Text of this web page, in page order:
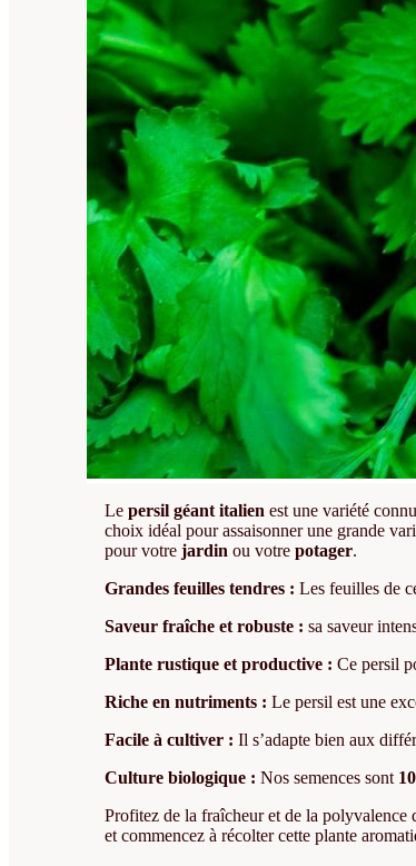
Lepersil géant italien est une variété
choix idéal pour assaisonner une grande
pour votrejardin ou votrepotager.
Grandes feuilles tendres : Les feuilles de
Saveur fraîche et robuste : sa saveur
Plante rustique et productive : Ce persil
Riche en nutriments : Le persil est une
Facile à cultiver : Il s’adapte bien aux
Culture biologique : Nos semences sont
Profitez de la fraîcheur et de la polyvalence
et commencez à récolter cette plante